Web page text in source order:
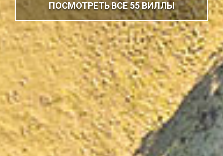
ПОСМОТРЕТЬ ВСЕ 55 ВИЛЛЫ